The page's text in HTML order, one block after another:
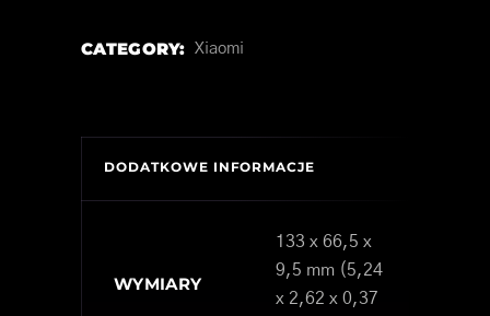
CATEGORY: Xiaomi
DODATKOWE INFORMACJE
WYMIARY
133 x 66,5 x
9,5 mm (5,24
x 2,62 x 0,37